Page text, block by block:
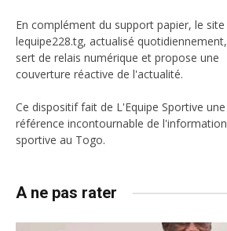
En complément du support papier, le site
lequipe228.tg, actualisé quotidiennement,
sert de relais numérique et propose une
couverture réactive de l'actualité.
Ce dispositif fait de L'Equipe Sportive une
référence incontournable de l'information
sportive au Togo.
A ne pas rater